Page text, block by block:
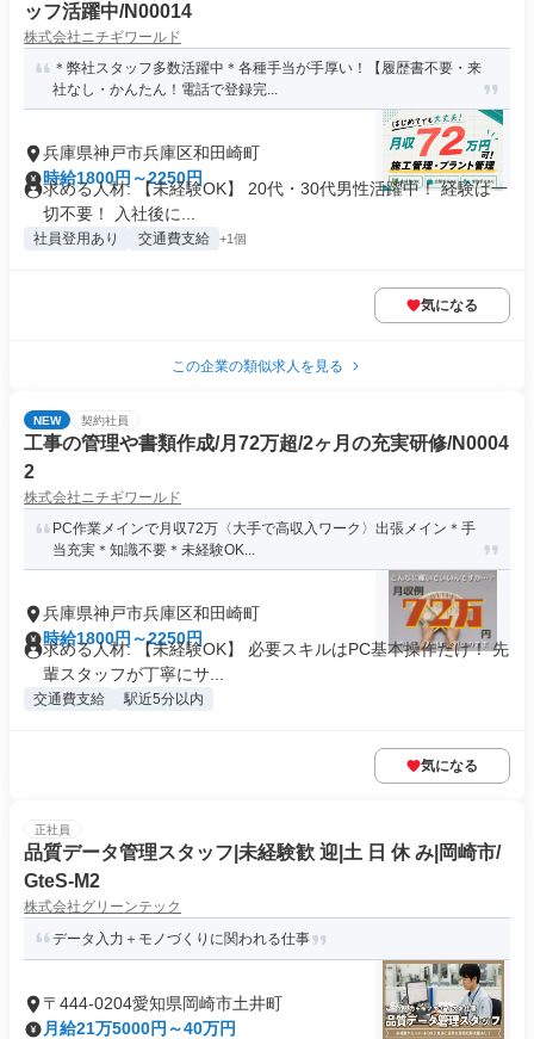
ッフ活躍中/N00014
株式会社ニチギワールド
＊弊社スタッフ多数活躍中＊各種手当が手厚い！【履歴書不要・来
社なし・かんたん！電話で登録完...
兵庫県神戸市兵庫区和田崎町
時給1800円～2250円
求める人材: 【未経験OK】 20代・30代男性活躍中！ 経験は一
切不要！ 入社後に...
社員登用あり 交通費支給 +1個
気になる
この企業の類似求人を見る
NEW 契約社員
工事の管理や書類作成/月72万超/2ヶ月の充実研修/N0004
2
株式会社ニチギワールド
PC作業メインで月収72万〈大手で高収入ワーク〉出張メイン＊手
当充実＊知識不要＊未経験OK...
兵庫県神戸市兵庫区和田崎町
時給1800円～2250円
求める人材: 【未経験OK】 必要スキルはPC基本操作だけ！ 先
輩スタッフが丁寧にサ...
交通費支給 駅近5分以内
気になる
正社員
品質データ管理スタッフ|未経験歓 迎|土 日 休 み|岡崎市/
GteS-M2
株式会社グリーンテック
データ入力＋モノづくりに関われる仕事
〒444-0204愛知県岡崎市土井町
月給21万5000円～40万円